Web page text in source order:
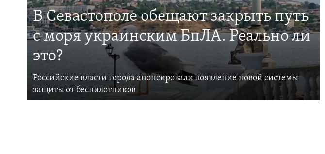
В Севастополе обещают закрыть путь
с моря украинским БпЛА. Реально ли
это?
Российские власти города анонсировали появление новой системы
защиты от беспилотников